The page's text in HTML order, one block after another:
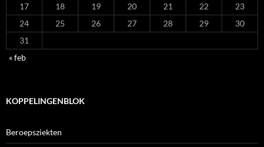
17
18 19 20 21 22
23
24
25 26 27 28 29
30
31
« feb
KOPPELINGENBLOK
Beroepsziekten